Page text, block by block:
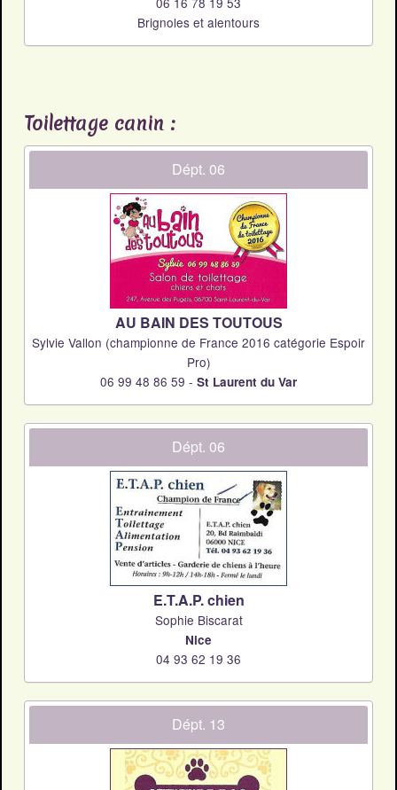
Brignoles et alentours
Toilettage canin :
Dépt. 06
AU BAIN DES TOUTOUS
Sylvie Vallon (championne de France 2016 catégorie Espoir
Pro)
06 99 48 86 59 - St Laurent du Var
Dépt. 06
E.T.A.P. chien
Sophie Biscarat
Nice
04 93 62 19 36
Dépt. 13